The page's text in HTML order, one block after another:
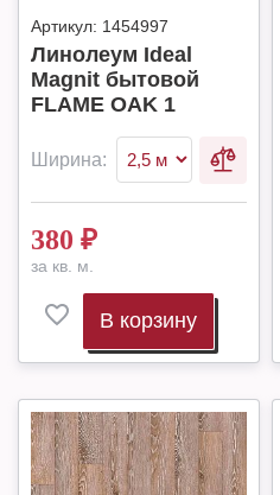
Артикул: 1454997
Линолеум Ideal
Magnit бытовой
FLAME OAK 1
Ширина:
380 ₽
за кв. м.
В корзину